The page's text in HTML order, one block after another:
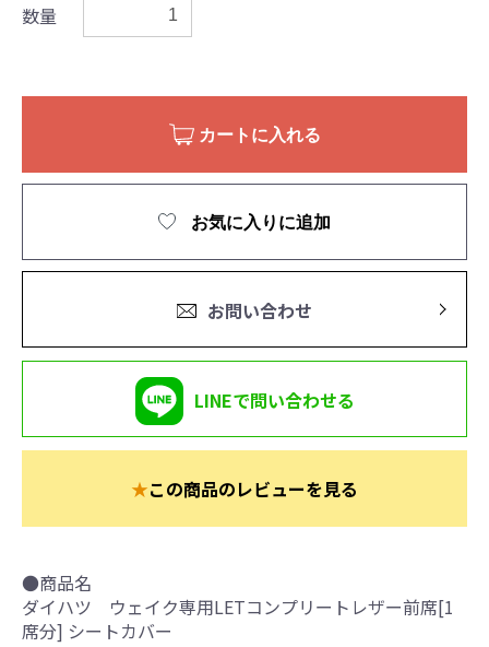
数量
カートに入れる
お気に入りに追加
お問い合わせ
LINEで問い合わせる
★この商品のレビューを見る
●商品名
ダイハツ ウェイク専用LETコンプリートレザー前席[1
席分] シートカバー